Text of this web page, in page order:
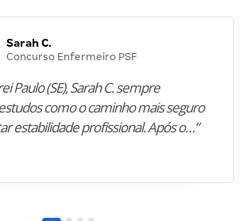
Sarah C.
Concurso Enfermeiro PSF
Paulo (SE), Sarah C. sempre
como o caminho mais seguro
estabilidade profissional. Após o…”